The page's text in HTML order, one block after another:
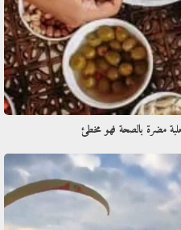
مضرة بالصحة فهو مخطئ